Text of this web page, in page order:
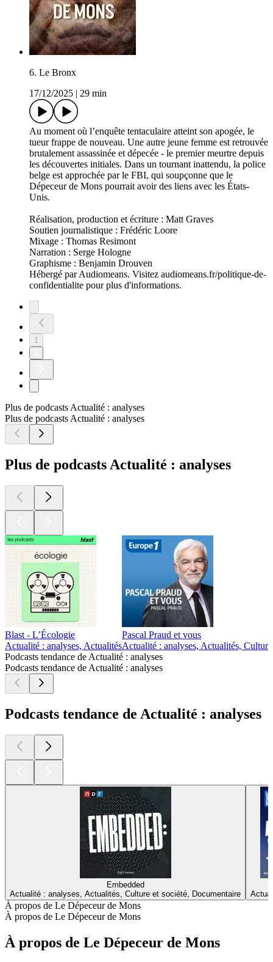
6. Le Bronx
17/12/2025
29 min
Au moment où l’enquête tentaculaire atteint son apogée, le
tueur frappe de nouveau. Une autre jeune femme est retrouvée
brutalement assassinée et dépecée - le premier meurtre depuis
les découvertes initiales. Dans un tournant inattendu, la police
belge est approchée par le FBI, qui soupçonne que le
Dépeceur de Mons pourrait avoir des liens avec les États-
Unis.
Réalisation, production et écriture : Matt Graves
Soutien journalistique : Frédéric Loore
Mixage : Thomas Resimont
Narration : Serge Hologne
Graphisme : Benjamin Drouven
Hébergé par Audiomeans. Visitez audiomeans.fr/politique-de-
confidentialite pour plus d'informations.
1
Plus de podcasts Actualité : analyses
Plus de podcasts Actualité : analyses
Plus de podcasts Actualité : analyses
Blast - L’Écologie
Actualité : analyses, Actualités
Pascal Praud et vous
Actualité : analyses, Actualités,
Podcasts tendance de Actualité : analyses
Podcasts tendance de Actualité : analyses
Podcasts tendance de Actualité : analyses
Embedded
Actualité : analyses, Actualités, Culture et société, Documentaire
À propos de Le Dépeceur de Mons
À propos de Le Dépeceur de Mons
À propos de Le Dépeceur de Mons